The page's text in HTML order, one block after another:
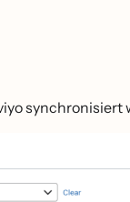
synchronisiert